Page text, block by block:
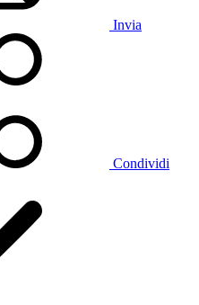
Invia
Condividi